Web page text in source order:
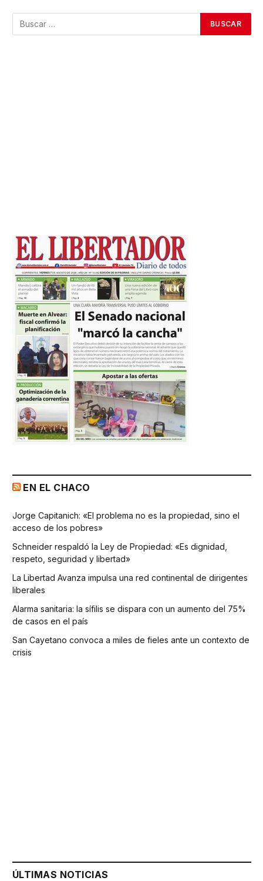
EN EL CHACO
Jorge Capitanich: «El problema no es la propiedad, sino el
acceso de los pobres»
Schneider respaldó la Ley de Propiedad: «Es dignidad,
respeto, seguridad y libertad»
La Libertad Avanza impulsa una red continental de dirigentes
liberales
Alarma sanitaria: la sífilis se dispara con un aumento del 75%
de casos en el país
San Cayetano convoca a miles de fieles ante un contexto de
crisis
ÚLTIMAS NOTICIAS